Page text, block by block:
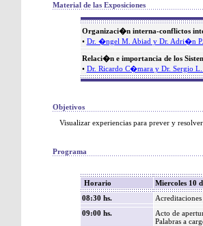
Material de las Exposiciones
Organizaci�n interna-conflictos
• Dr. �ngel M. Abiad y Dr. Adri�n
Relaci�n e importancia de los
• Dr. Ricardo C�mara y Dr. Sergio
Objetivos
Visualizar experiencias para prever y
Programa
Horario
Miercoles 10
08:30 hs.
Acreditaciones
09:00 hs.
Acto de
Palabras a